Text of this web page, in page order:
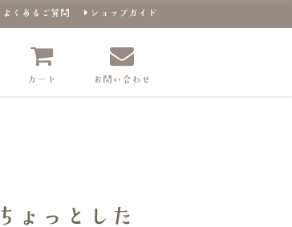
よくあるご質問 ショップガイド
カート お問い合わせ
ょっとした